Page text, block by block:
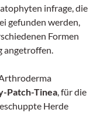
infrage, die
gefunden werden,
Formen
angetroffen.
Patch-Tinea , für die
Herde